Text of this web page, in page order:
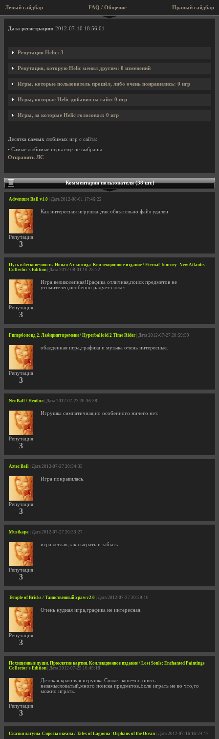
Левый сайдбар Правый сайдбар
FAQ / Общение
Профиль пользователя Helic
Дата регистрации: 2012-07-10 18:56:01
Репутация Helic: 3
Репутация, которую Helic менял другим: 0 изменений
Игры, которые пользователь прошёл, либо очень понравились: 0 игр
Игры, которые Helic добавил на сайт: 0 игр
Игры, за которые Helic голосовал: 0 игр
Десятка самых любимых игр с сайта:
• Самые любимые игры еще не выбраны.
Отправить ЛС
Комментарии пользователя (38 шт.)
Adventure Ball v1.0 | Дата 2012-08-01 17:46:22
Репутация
3
Как интересная игрушка ,так обязательно файл удален.
Путь в бесконечность. Новая Атлантида. Коллекционное издание / Eternal Journey: New Atlantis
Collector's Edition | Дата 2012-08-01 10:25:22
Репутация
3
Игра великолепная!Графика отличная,поиск предметов не
утомителен,особенно радует сюжет.
Гиперболоид 2. Лабиринт времени / Hyperballoid 2 Time Rider | Дата 2012-07-27 20:59:59
Репутация
3
обалденная игра,графика и музыка очень интересные.
NeoBall / Необол | Дата 2012-07-27 20:36:38
Репутация
3
Игрушка симпатичная,но особенного ничего нет.
Aztec Ball | Дата 2012-07-27 20:34:35
Репутация
3
Игра понравилась.
Musikapa | Дата 2012-07-27 20:33:27
Репутация
3
игра легкая,так сыграть и забыть.
Temple of Bricks / Таинственный храм v2.0 | Дата 2012-07-27 20:29:10
Репутация
3
Очень нудная игра,графика не интересная.
Похищенные души. Проклятие картин. Коллекционное издание / Lost Souls: Enchanted Paintings
Collector's Edition | Дата 2012-07-25 16:49:18
Репутация
3
Детская,красивая игрушка.Сюжет конечно опять
незамысловатый,много поиска предметов.Если играть не во что,то
можно играть.
Сказки лагуны. Сироты океана / Tales of Lagoona: Orphans of the Ocean | Дата 2012-07-16 16:24:17